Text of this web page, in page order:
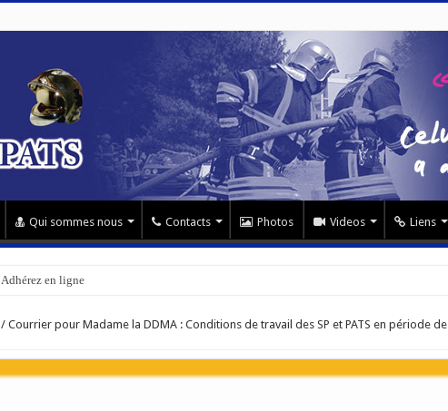
Qui sommes nous Contacts Photos Videos Liens
Adhérez en ligne
/ Courrier pour Madame la DDMA : Conditions de travail des SP et PATS en période de